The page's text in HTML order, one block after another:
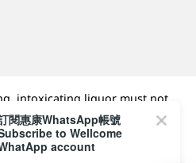
intoxicating liquor must not
(under 18) in the course of
中，向未成年人 (18 歲以下人士)
閱惠康WhatsApp帳號
to Wellcome
account